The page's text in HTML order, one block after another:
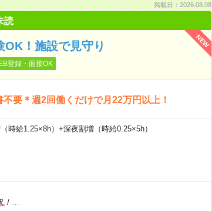
掲載日：2026.08.08
読
NEW
OK！施設で見守り
登録・面接OK
要＊週2回働くだけで月22万円以上！
時給1.25×8h）+深夜割増（時給0.25×5h）
/